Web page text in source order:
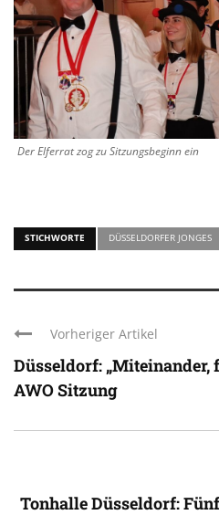
Der Elferrat zog zu Sitzungsbeginn ein
STICHWORTE DÜSSELDORFER JONGES
Vorheriger Artikel
Düsseldorf: „Miteinander,
AWO Sitzung
Tonhalle Düsseldorf: